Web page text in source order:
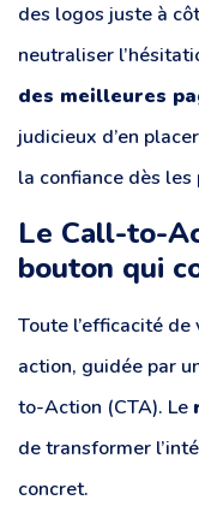
des logos juste à
neutraliser
des meilleures
judicieux d’en
la confiance dès
Le Call-to-
bouton qui
Toute l’efficacité
action, guidée par
to-Action (CTA). Le
de transformer
concret.